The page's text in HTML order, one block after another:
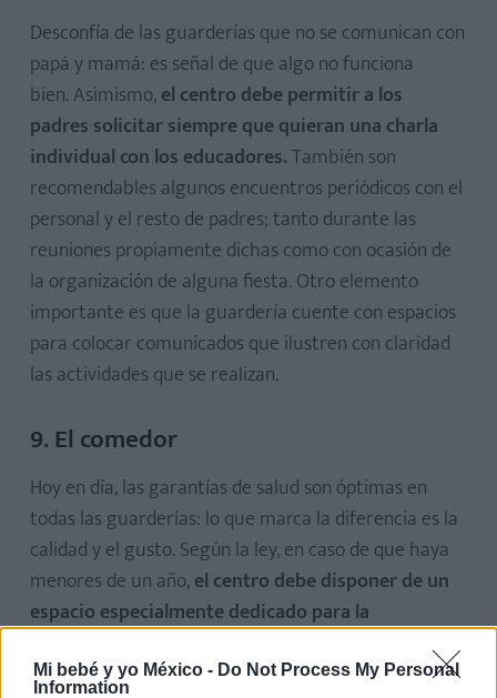
Mi bebé y yo México - Do Not Process My Personal
Information
Desconfía de las guarderías que no se comunican con
papá y mamá: es señal de que algo no funciona
bien. Asimismo,el centro debe permitir a los
padres solicitar siempre que quieran una charla
individual con los educadores.También son
recomendables algunos encuentros periódicos con el
personal y el resto de padres; tanto durante las
reuniones propiamente dichas como con ocasión de
la organización de alguna fiesta. Otro elemento
importante es que la guardería cuente con espacios
para colocar comunicados que ilustren con claridad
las actividades que se realizan.
9. El comedor
Hoy en día, las garantías de salud son óptimas en
todas las guarderías: lo que marca la diferencia es la
calidad y el gusto. Según la ley, en caso de que haya
menores de un año,el centro debe disponer de un
espacio especialmente dedicado para la
Asimismo, debe contar
con una sala de usos múltiples de, como mínimo, 30